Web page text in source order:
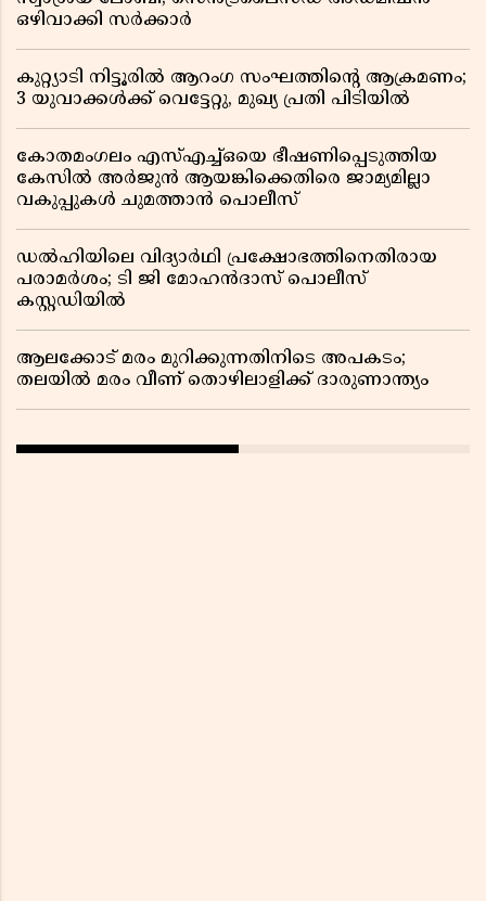
ഒഴിവാക്കി സർക്കാർ
കുറ്റ്യാടി നിട്ടൂരിൽ ആറംഗ സംഘത്തിൻ്റെ ആക്രമണം;
3 യുവാക്കൾക്ക് വെട്ടേറ്റു, മുഖ്യ പ്രതി പിടിയിൽ
കോതമംഗലം എസ്എച്ച്ഒയെ ഭീഷണിപ്പെടുത്തിയ
കേസിൽ അർജുൻ ആയങ്കിക്കെതിരെ ജാമ്യമില്ലാ
വകുപ്പുകൾ ചുമത്താൻ പൊലീസ്
ഡൽഹിയിലെ വിദ്യാർഥി പ്രക്ഷോഭത്തിനെതിരായ
പരാമർശം; ടി ജി മോഹൻദാസ് പൊലീസ്
കസ്റ്റഡിയിൽ
ആലക്കോട് മരം മുറിക്കുന്നതിനിടെ അപകടം;
തലയിൽ മരം വീണ് തൊഴിലാളിക്ക് ദാരുണാന്ത്യം